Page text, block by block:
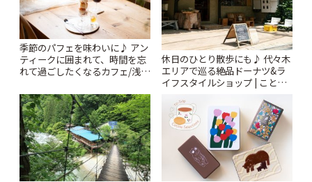
季節のパフェを味わいに♪ アン
ティークに囲まれて、時間を忘
れて過ごしたくなるカフェ/浅草
休日のひとり散歩にも♪ 代々木
エリアで巡る絶品ドーナツ&ラ
イフスタイルショップ | ことり